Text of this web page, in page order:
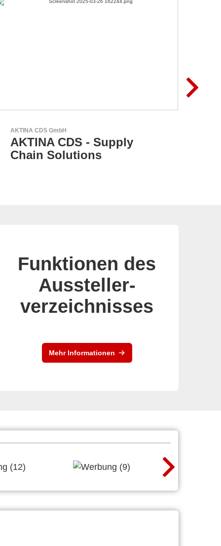
LEMO Elektronik GmbH
Original Push-Pull-
Connector – Made in
Funktionen des
Aussteller-
verzeichnisses
Mehr Informationen